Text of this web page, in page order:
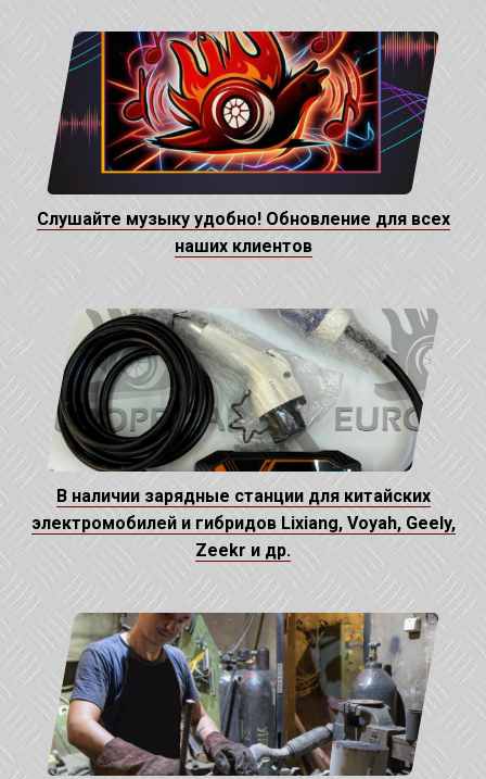
Слушайте музыку удобно! Обновление для всех
наших клиентов
В наличии зарядные станции для китайских
электромобилей и гибридов Lixiang, Voyah, Geely,
Zeekr и др.